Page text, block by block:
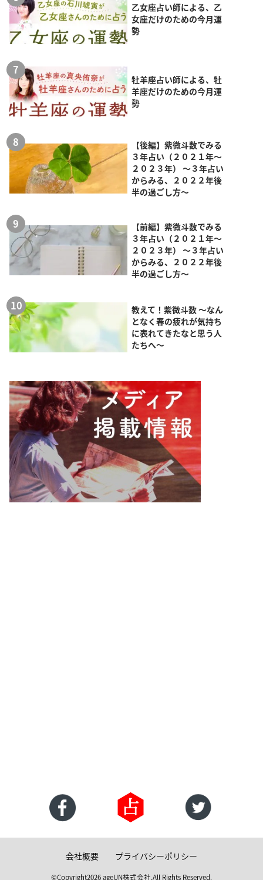
乙女座占い師による、乙
女座だけのための今月運
勢
牡羊座占い師による、牡
羊座だけのための今月運
勢
【後編】紫微斗数でみる
３年占い（２０２１年～
２０２３年） ～３年占い
からみる、２０２２年後
半の過ごし方～
【前編】紫微斗数でみる
３年占い（２０２１年～
２０２３年） ～３年占い
からみる、２０２２年後
半の過ごし方～
教えて！紫微斗数 ～なん
となく春の疲れが気持ち
に表れてきたなと思う人
たちへ～
会社概要 プライバシーポリシー
©Copyright2026ageUN株式会社.All Rights Reserved.